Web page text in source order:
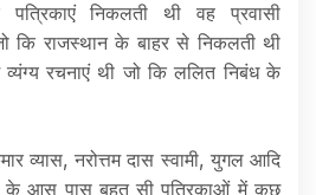
निकलती थी वह प्रवासी
कि राजस्थान के बाहर से निकलती थी
रचनाएं थी जो कि ललित निबंध के
व्यास, नरोत्तम दास स्वामी, युगल आदि
आस पास बहुत सी पत्रिकाओं में कुछ